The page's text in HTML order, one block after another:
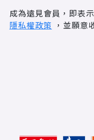
成為遠見會員，即表
隱私權政策 ，並願意